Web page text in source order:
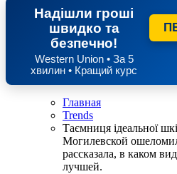
Надішли гроші
швидко та
безпечно!
Western Union • За 5
хвилин • Кращий курс
Главная
Trends
Таємниця ідеальної
Могилевской
рассказала, в каком
лучшей.